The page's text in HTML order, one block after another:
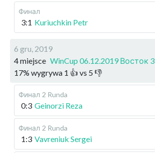
Финал
3:1 Kuriuchkin Petr
6 gru, 2019
4 miejsce WinCup 06.12.2019 Восток 3
17% wygrywa 1 👍 vs 5 👎
Финал 2 Runda
0:3 Geinorzi Reza
Финал 2 Runda
1:3 Vavreniuk Sergei